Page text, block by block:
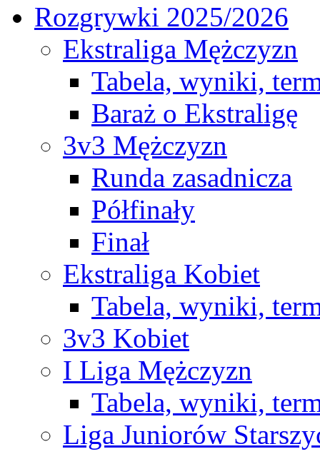
Rozgrywki 2025/2026
Ekstraliga Mężczyzn
Tabela, wyniki,
Baraż o Ekstraligę
3v3 Mężczyzn
Runda zasadnicza
Półfinały
Finał
Ekstraliga Kobiet
Tabela, wyniki,
3v3 Kobiet
I Liga Mężczyzn
Tabela, wyniki,
Liga Juniorów